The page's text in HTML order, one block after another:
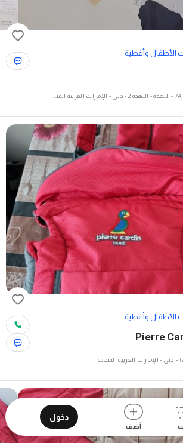
أضف
دخول
الأطفال وأغطية
إس تي ريزيدنس - شارع 7A - النهدة - النهدة 2 - دبي - الإمارات العربية المتحدة
الأطفال وأغطية